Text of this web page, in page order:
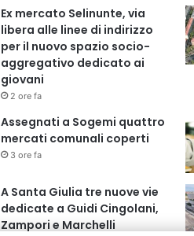
Ex mercato Selinunte, via
libera alle linee di indirizzo
per il nuovo spazio socio-
aggregativo dedicato ai
giovani
2 ore fa
Assegnati a Sogemi quattro
mercati comunali coperti
3 ore fa
A Santa Giulia tre nuove vie
dedicate a Guidi Cingolani,
Zampori e Marchelli